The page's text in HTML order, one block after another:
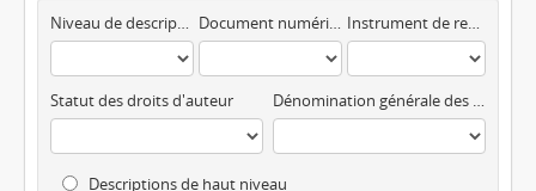
Niveau de description Document numérique disponible Instrument de recherche
Statut des droits d'auteur Dénomination générale des documents
Descriptions de haut niveau